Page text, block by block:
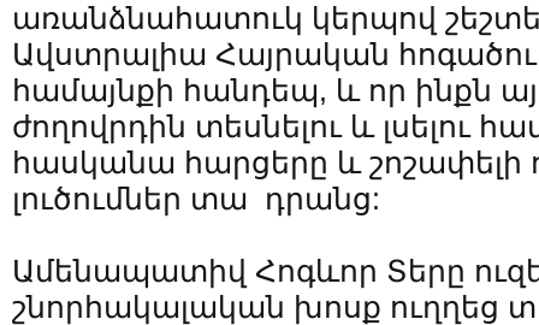
առանձնահատուկ կերպով
Ավստրալիա Հայրական
համայնքի հանդեպ, և որ ինքն
ժողովրդին տեսնելու և լսելու
հասկանա հարցերը և շոշափելի
լուծումներ տա դրանց:
Ամենապատիվ Հոգևոր Տերը
շնորհակալական խոսք ուղղեց